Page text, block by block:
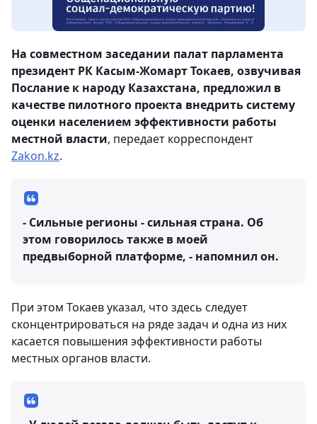
На совместном заседании палат парламента
президент РК Касым-Жомарт Токаев, озвучивая
Послание к народу Казахстана, предложил в
качестве пилотного проекта внедрить систему
оценки населением эффективности работы
местной власти, передает корреспондент
Zakon.kz.
- Сильные регионы - сильная страна. Об
этом говорилось также в моей
предвыборной платформе, - напомнил он.
При этом Токаев указал, что здесь следует
сконцентрироваться на ряде задач и одна из них
касается повышения эффективности работы
местных органов власти.